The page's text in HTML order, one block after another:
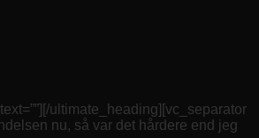
ultimate_heading][vc_separator
nu, så var det hårdere end jeg